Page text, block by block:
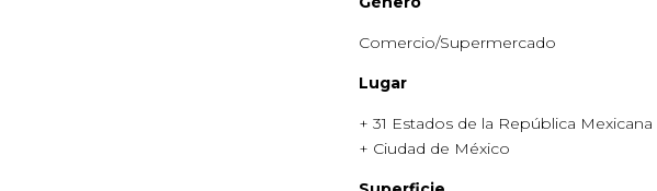
Comercio/Supermercado
Lugar
+ 31 Estados de la República Mexicana
+ Ciudad de México